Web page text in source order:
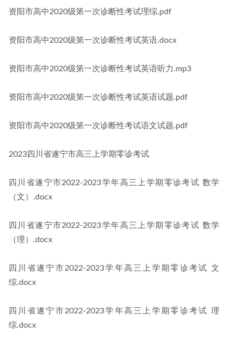
资阳市高中2020级第一次诊断性考试理综.pdf
资阳市高中2020级第一次诊断性考试英语.docx
资阳市高中2020级第一次诊断性考试英语听力.mp3
资阳市高中2020级第一次诊断性考试英语试题.pdf
资阳市高中2020级第一次诊断性考试语文试题.pdf
2023四川省遂宁市高三上学期零诊考试
四川省遂宁市2022-2023学年高三上学期零诊考试 数学
（文）.docx
四川省遂宁市2022-2023学年高三上学期零诊考试 数学
（理）.docx
四川省遂宁市2022-2023学年高三上学期零诊考试 文
综.docx
四川省遂宁市2022-2023学年高三上学期零诊考试 理
综.docx